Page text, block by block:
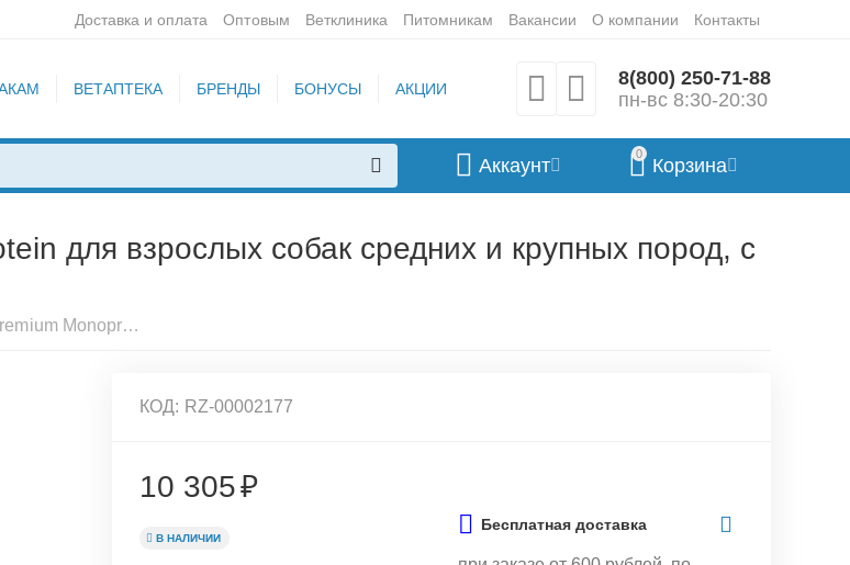
Доставка и оплата Оптовым Ветклиника Питомникам Вакансии О компании Контакты
ВЕТАПТЕКА БРЕНДЫ БОНУСЫ АКЦИИ
8(800) 250-71-88
пн-вс 8:30-20:30
0
Корзина
Аккаунт
для взрослых собак средних и крупных пород, с
Корм AlphaPet Superpremium Monoprotein для взрослых собак средних и крупных пород, с индейкой, 12кг
КОД: RZ-00002177
10 305₽
В НАЛИЧИИ
Бесплатная доставка